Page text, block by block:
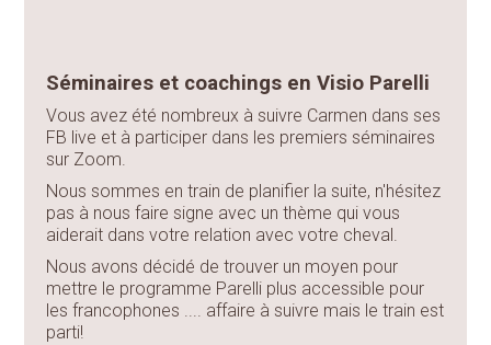
Séminaires et coachings en Visio Parelli
Vous avez été nombreux à suivre Carmen dans ses
FB live et à participer dans les premiers séminaires
sur Zoom.
Nous sommes en train de planifier la suite, n'hésitez
pas à nous faire signe avec un thème qui vous
aiderait dans votre relation avec votre cheval.
Nous avons décidé de trouver un moyen pour
mettre le programme Parelli plus accessible pour
les francophones .... affaire à suivre mais le train est
parti!